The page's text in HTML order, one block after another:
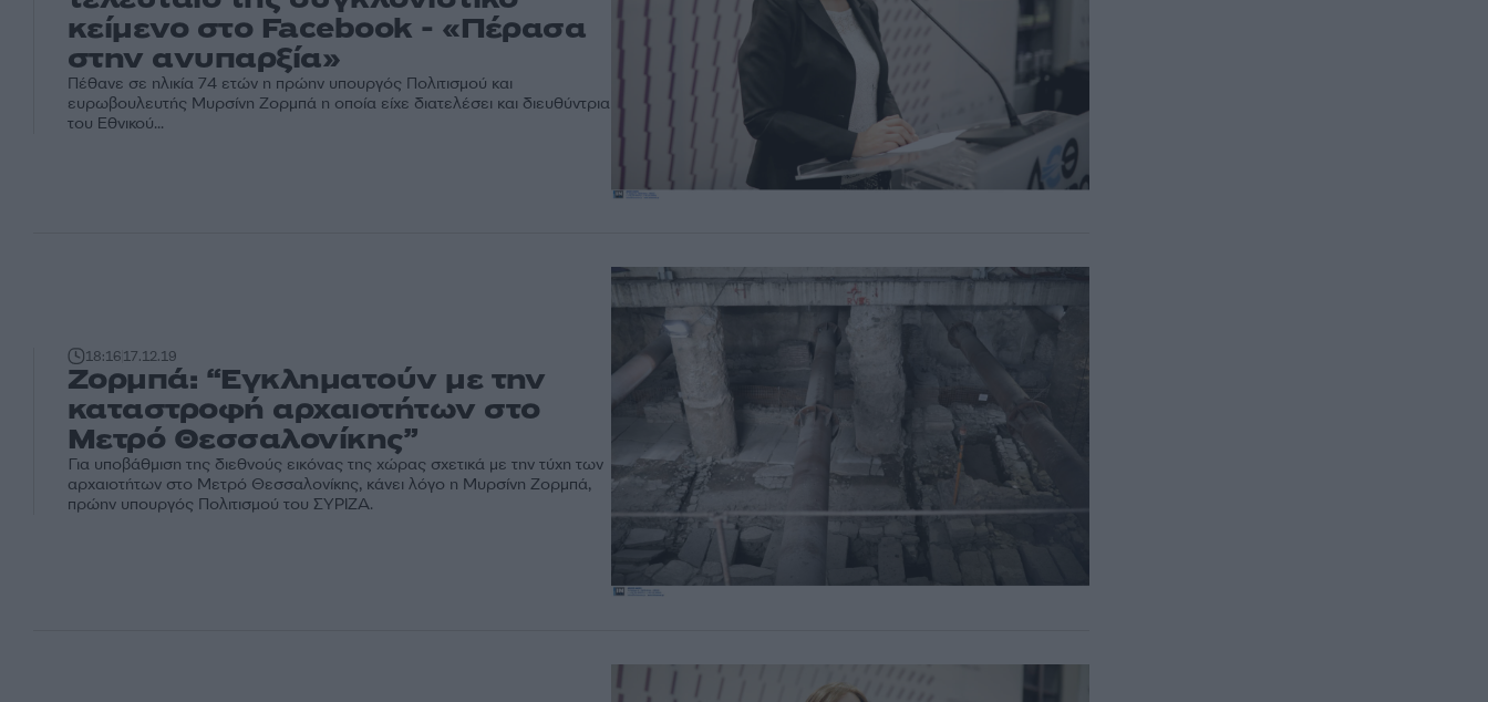
κείμενο στο Facebook - «Πέρασα
στην ανυπαρξία»
Πέθανε σε ηλικία 74 ετών η πρώην υπουργός Πολιτισμού και
ευρωβουλευτής Μυρσίνη Ζορμπά η οποία είχε διατελέσει και διευθύντρια
του Εθνικού...
18:1617.12.19
Ζορμπά: “Εγκληματούν με την
καταστροφή αρχαιοτήτων στο
Μετρό Θεσσαλονίκης”
Για υποβάθμιση της διεθνούς εικόνας της χώρας σχετικά με την τύχη των
αρχαιοτήτων στο Μετρό Θεσσαλονίκης, κάνει λόγο η Μυρσίνη Ζορμπά,
πρώην υπουργός Πολιτισμού του ΣΥΡΙΖΑ.